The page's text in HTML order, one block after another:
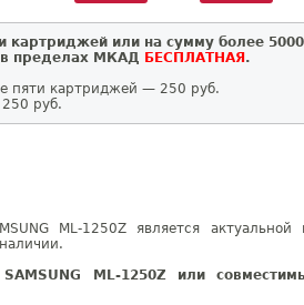
картриджей или на сумму более 5000
в пределах МКАД БЕСПЛАТНАЯ .
пяти картриджей — 250 руб.
руб.
ML-1250Z является актуальной
ML-1250Z или